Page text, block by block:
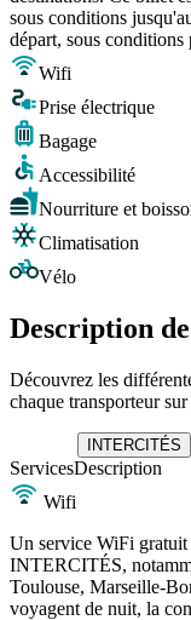
sous conditions
départ, sous conditions
Wifi
Prise électrique
Bagage
Accessibilité
Nourriture et
Climatisation
Vélo
Description
Découvrez les
chaque transporteur
INTERCITÉS
ServicesDescription
Wifi
Un service WiFi gratuit
INTERCITÉS,
Toulouse, Marseille-
voyagent de nuit, la